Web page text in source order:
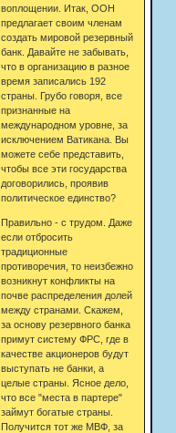
воплощении. Итак, ООН
предлагает своим членам
создать мировой резервный
банк. Давайте не забывать,
что в организацию в разное
время записались 192
страны. Грубо говоря, все
признанные на
международном уровне, за
исключением Ватикана. Вы
можете себе представить,
чтобы все эти государства
договорились, проявив
политическое единство?
Правильно - с трудом. Даже
если отбросить
традиционные
противоречия, то неизбежно
возникнут конфликты на
почве распределения долей
между странами. Скажем,
за основу резервного банка
примут систему ФРС, где в
качестве акционеров будут
выступать не банки, а
целые страны. Ясное дело,
что все "места в партере"
займут богатые страны.
Получится тот же МВФ, за